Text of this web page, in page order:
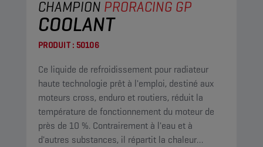
CHAMPION PRORACING GP
COOLANT
PRODUIT : 50106
Ce liquide de refroidissement pour radiateur
haute technologie prêt à l'emploi, destiné aux
moteurs cross, enduro et routiers, réduit la
température de fonctionnement du moteur de
près de 10 %. Contrairement à l'eau et à
d'autres substances, il répartit la chaleur